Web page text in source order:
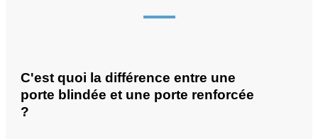
C'est quoi la différence entre une
porte blindée et une porte renforcée
?